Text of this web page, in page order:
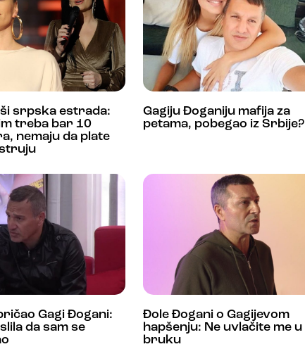
srpska estrada:
treba bar 10
nemaju da plate
Gagiju Đoganiju mafija za
petama, pobegao iz Srbije?
Gagi Đogani:
da sam se
Đole Đogani o Gagijevom
hapšenju: Ne uvlačite me u
bruku